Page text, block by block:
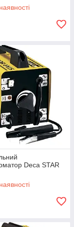
Deca STAR